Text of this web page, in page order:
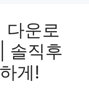
다운로
솔직후
게!